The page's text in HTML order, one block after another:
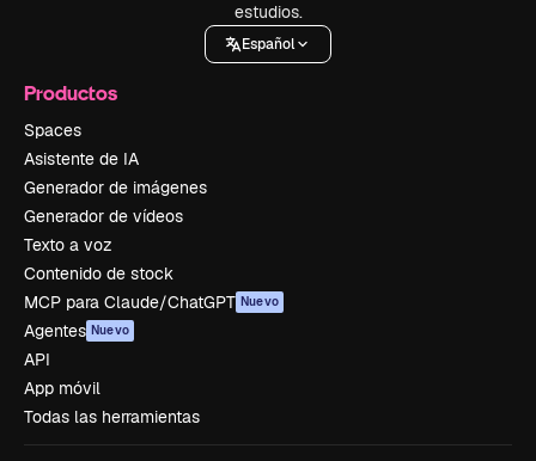
estudios.
Español
Productos
Spaces
Asistente de IA
Generador de imágenes
Generador de vídeos
Texto a voz
Contenido de stock
MCP para Claude/ChatGPT Nuevo
Agentes Nuevo
API
App móvil
Todas las herramientas